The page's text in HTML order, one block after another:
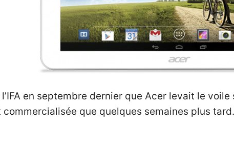
l’IFA en septembre dernier que Acer levait le
que quelques semaines plus tard.